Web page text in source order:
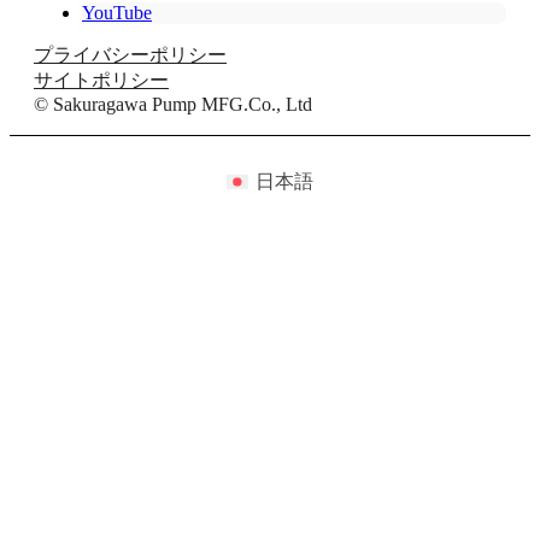
YouTube
プライバシーポリシー
サイトポリシー
© Sakuragawa Pump MFG.Co., Ltd
日本語